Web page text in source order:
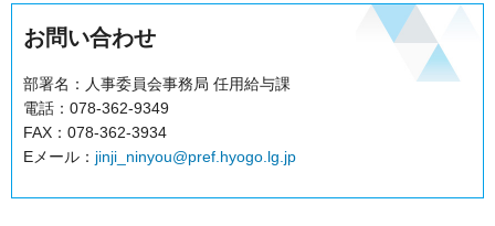
お問い合わせ
部署名：人事委員会事務局 任用給与課
電話：078-362-9349
FAX：078-362-3934
Eメール： jinji_ninyou@pref.hyogo.lg.jp